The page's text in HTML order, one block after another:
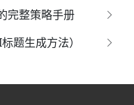
完整策略手册
题生成方法）